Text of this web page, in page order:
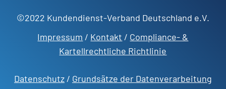
©2022 Kundendienst-Verband Deutschland e.V.
Impressum / Kontakt / Compliance- &
Kartellrechtliche Richtlinie
Datenschutz/ Grundsätze der Datenverarbeitung